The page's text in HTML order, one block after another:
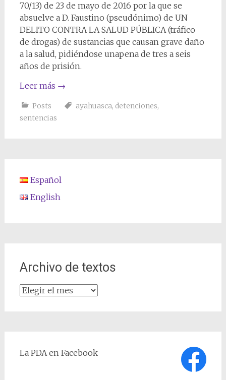
70/13) de 23 de mayo de 2016 por la que se
absuelve a D. Faustino (pseudónimo) de UN
DELITO CONTRA LA SALUD PÚBLICA (tráfico
de drogas) de sustancias que causan grave daño
a la salud, pidiéndose unapena de tres a seis
años de prisión.
Leer más →
Posts ayahuasca, detenciones,
sentencias
Español
English
Archivo de textos
Archivo
La PDA en Facebook